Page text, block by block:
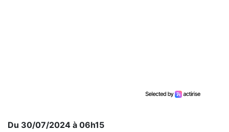
Du 30/07/2024 à 06h15